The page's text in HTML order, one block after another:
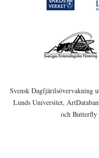
Svensk Dagfjärilsövervakning
Lunds Universitet,
och Butterfly